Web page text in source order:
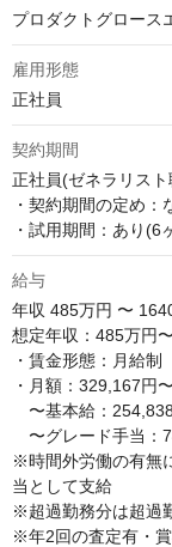
プロダクトグロース
雇用形態
正社員
契約期間
正社員(ゼネラリスト
・契約期間の定め：
・試用期間：あり(6
給与
年収 485万円 〜
想定年収：485万円
・賃金形態：月給制
・月額：329,167円
〜基本給：
〜グレード手当：
※時間外労働の有無
当として支給
※超過勤務分は超過
※年2回の査定有・